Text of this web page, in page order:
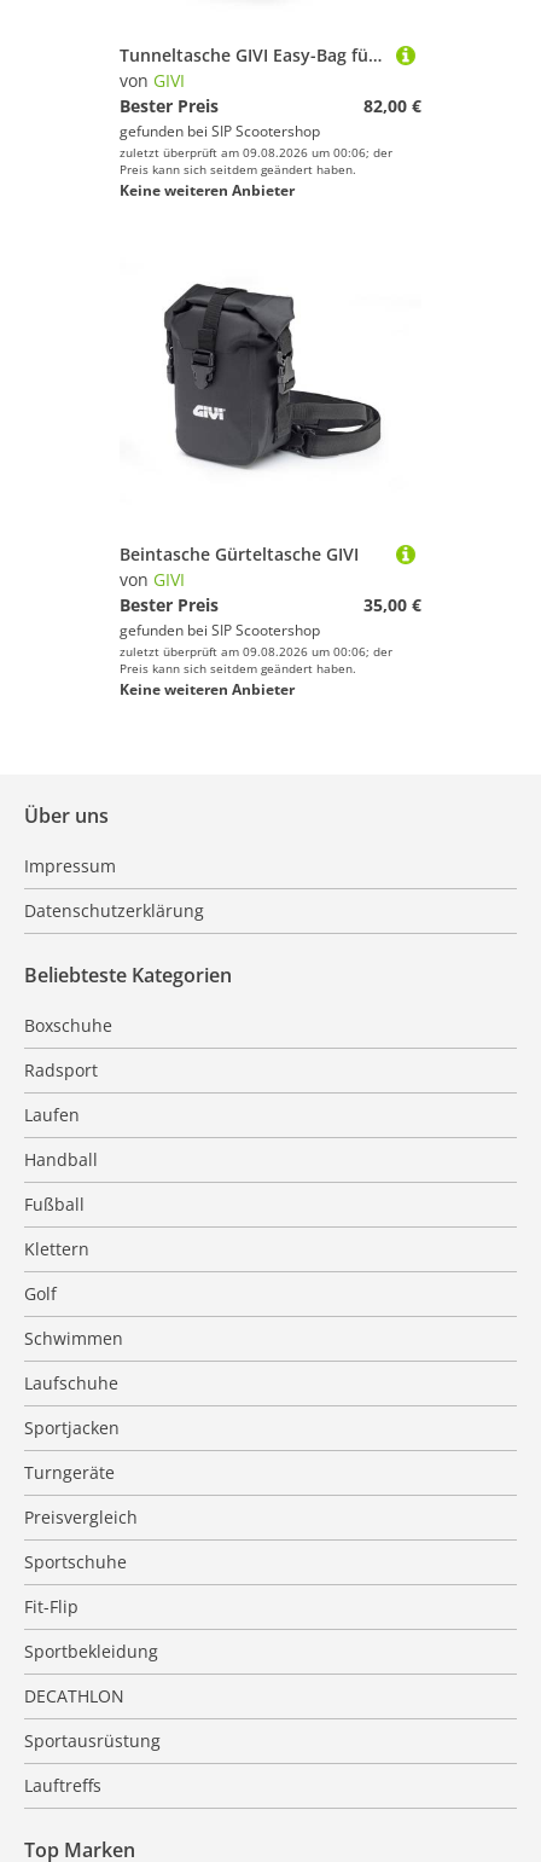
Tunneltasche GIVI Easy-Bag für Vespa
von GIVI
Bester Preis
82,00 €
gefunden bei SIP Scootershop
zuletzt überprüft am 09.08.2026 um 00:06; der
Preis kann sich seitdem geändert haben.
Keine weiteren Anbieter
Beintasche Gürteltasche GIVI
von GIVI
Bester Preis
35,00 €
gefunden bei SIP Scootershop
zuletzt überprüft am 09.08.2026 um 00:06; der
Preis kann sich seitdem geändert haben.
Keine weiteren Anbieter
Über uns
Impressum
Datenschutzerklärung
Beliebteste Kategorien
Boxschuhe
Radsport
Laufen
Handball
Fußball
Klettern
Golf
Schwimmen
Laufschuhe
Sportjacken
Turngeräte
Preisvergleich
Sportschuhe
Fit-Flip
Sportbekleidung
DECATHLON
Sportausrüstung
Lauftreffs
Top Marken